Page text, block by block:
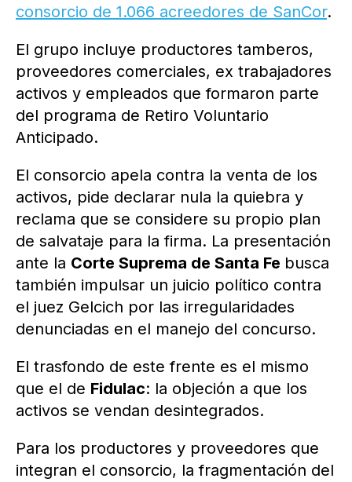
consorcio de 1.066 acreedores de SanCor.
El grupo incluye productores tamberos,
proveedores comerciales, ex trabajadores
activos y empleados que formaron parte
del programa de Retiro Voluntario
Anticipado.
El consorcio apela contra la venta de los
activos, pide declarar nula la quiebra y
reclama que se considere su propio plan
de salvataje para la firma. La presentación
ante la Corte Suprema de Santa Fe busca
también impulsar un juicio político contra
el juez Gelcich por las irregularidades
denunciadas en el manejo del concurso.
El trasfondo de este frente es el mismo
que el de Fidulac: la objeción a que los
activos se vendan desintegrados.
Para los productores y proveedores que
integran el consorcio, la fragmentación del